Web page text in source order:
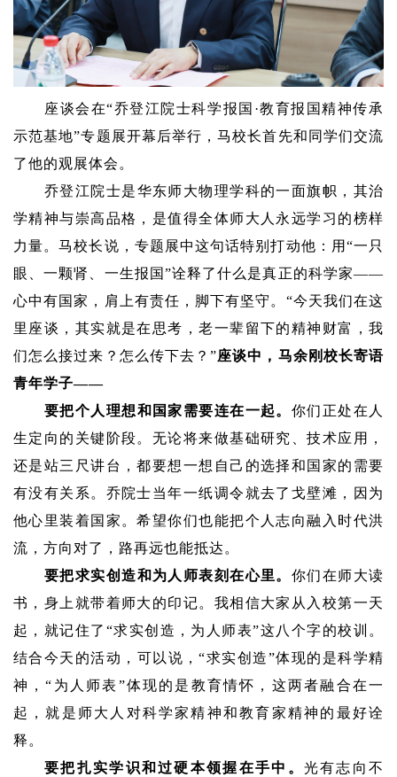
座谈会在“乔登江院士科学报国·教育报国精神传承
示范基地”专题展开幕后举行，马校长首先和同学们交流
了他的观展体会。
乔登江院士是华东师大物理学科的一面旗帜，其治
学精神与崇高品格，是值得全体师大人永远学习的榜样
力量。马校长说，专题展中这句话特别打动他：用“一只
眼、一颗肾、一生报国”诠释了什么是真正的科学家——
心中有国家，肩上有责任，脚下有坚守。“今天我们在这
里座谈，其实就是在思考，老一辈留下的精神财富，我
们怎么接过来？怎么传下去？”座谈中，马余刚校长寄语
青年学子——
要把个人理想和国家需要连在一起。 你们正处在人
生定向的关键阶段。无论将来做基础研究、技术应用，
还是站三尺讲台，都要想一想自己的选择和国家的需要
有没有关系。乔院士当年一纸调令就去了戈壁滩，因为
他心里装着国家。希望你们也能把个人志向融入时代洪
流，方向对了，路再远也能抵达。
要把求实创造和为人师表刻在心里。 你们在师大读
书，身上就带着师大的印记。我相信大家从入校第一天
起，就记住了“求实创造，为人师表”这八个字的校训。
结合今天的活动，可以说，“求实创造”体现的是科学精
神，“为人师表”体现的是教育情怀，这两者融合在一
起，就是师大人对科学家精神和教育家精神的最好诠
释。
要把扎实学识和过硬本领握在手中。 光有志向不